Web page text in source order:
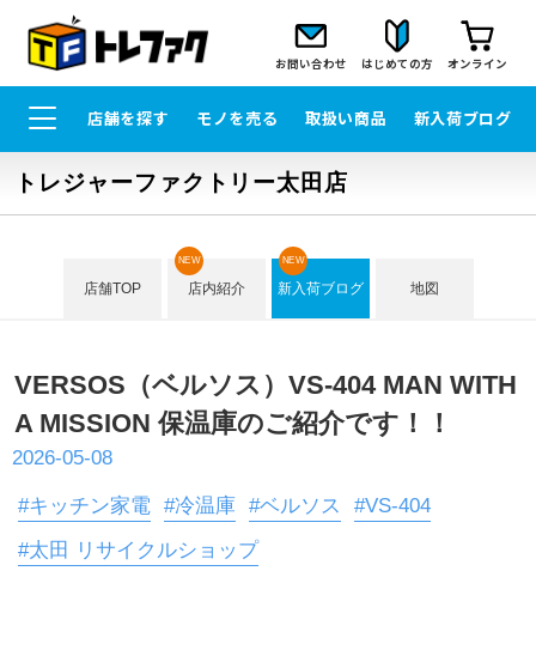
お問い合わせ はじめての方 オンライン
店舗を探す モノを売る 取扱い商品 新入荷ブログ
トレジャーファクトリー太田店
店舗TOP 店内紹介
NEW
新入荷ブログ
NEW
地図
VERSOS（ベルソス）VS-404 MAN WITH
A MISSION 保温庫のご紹介です！！
2026-05-08
#キッチン家電 #冷温庫 #ベルソス
#VS-404
#太田 リサイクルショップ